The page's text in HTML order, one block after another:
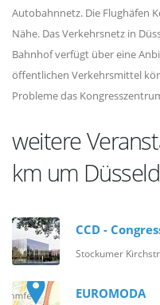
Autobahnnetz. Die Flughäfen
Nähe. Das Verkehrsnetz in
Bahnhof verfügt über eine
öffentlichen Verkehrsmittel
Probleme das
weitere
km um
CCD -
Stockumer
EUROMODA